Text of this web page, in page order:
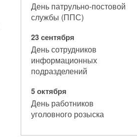
День патрульно-постовой
службы (ППС)
23 сентября
День сотрудников
информационных
подразделений
5 октября
День работников
уголовного розыска